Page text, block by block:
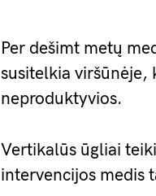
Per dešimt metų
susitelkia viršūnėje,
neproduktyvios.
Vertikalūs ūgliai
intervencijos medis